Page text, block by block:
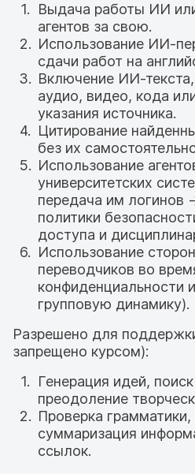
Выдача работы ИИ
агентов за свою.
Использование ИИ-
сдачи работ на
Включение ИИ-
аудио, видео, кода
указания источника.
Цитирование
без их
Использование
университетских
передача им логинов
политики
доступа и
Использование
переводчиков во
конфиденциальности
групповую динамику).
Разрешено для
запрещено курсом):
Генерация идей,
преодоление
Проверка
суммаризация
ссылок.